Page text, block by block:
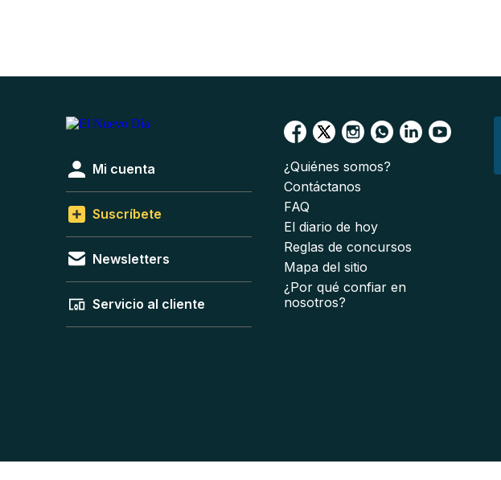
Mi cuenta
Suscríbete
Newsletters
Servicio al cliente
¿Quiénes somos?
Contáctanos
FAQ
El diario de hoy
Reglas de concursos
Mapa del sitio
¿Por qué confiar en
nosotros?